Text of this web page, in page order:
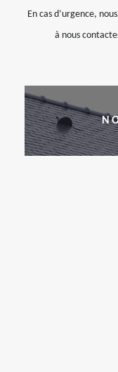
En cas d’urgence,
à nous